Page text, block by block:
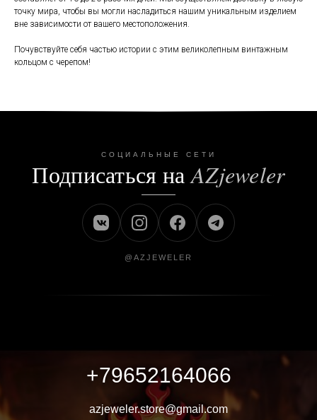
точку мира, чтобы вы могли насладиться нашим уникальным изделием
вне зависимости от вашего местоположения.
Почувствуйте себя частью истории с этим великолепным винтажным
кольцом с черепом!
СОЦИАЛЬНЫЕ СЕТИ
Подписаться наAZjeweler
@AZJEWELER
+79652164066
azjeweler.store@gmail.com